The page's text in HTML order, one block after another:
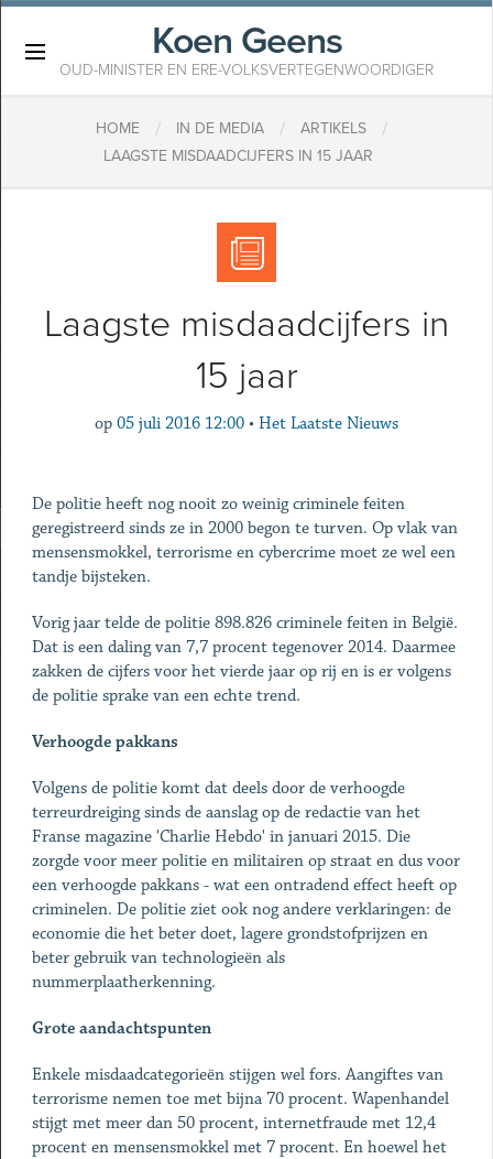
Koen Geens
OUD-MINISTER EN ERE-VOLKSVERTEGENWOORDIGER
HOME / IN DE MEDIA / ARTIKELS /
​LAAGSTE MISDAADCIJFERS IN 15 JAAR
​Laagste misdaadcijfers in
15 jaar
op 05 juli 2016 12:00 • Het Laatste Nieuws
De politie heeft nog nooit zo weinig criminele feiten
geregistreerd sinds ze in 2000 begon te turven. Op vlak van
mensensmokkel, terrorisme en cybercrime moet ze wel een
tandje bijsteken.
Vorig jaar telde de politie 898.826 criminele feiten in België.
Dat is een daling van 7,7 procent tegenover 2014. Daarmee
zakken de cijfers voor het vierde jaar op rij en is er volgens
de politie sprake van een echte trend.
Verhoogde pakkans
Volgens de politie komt dat deels door de verhoogde
terreurdreiging sinds de aanslag op de redactie van het
Franse magazine 'Charlie Hebdo' in januari 2015. Die
zorgde voor meer politie en militairen op straat en dus voor
een verhoogde pakkans - wat een ontradend effect heeft op
criminelen. De politie ziet ook nog andere verklaringen: de
economie die het beter doet, lagere grondstofprijzen en
beter gebruik van technologieën als
nummerplaatherkenning.
Grote aandachtspunten
Enkele misdaadcategorieën stijgen wel fors. Aangiftes van
terrorisme nemen toe met bijna 70 procent. Wapenhandel
stijgt met meer dan 50 procent, internetfraude met 12,4
procent en mensensmokkel met 7 procent. En hoewel het